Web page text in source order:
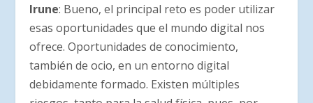
Irune: Bueno, el principal reto es poder utilizar
esas oportunidades que el mundo digital nos
ofrece. Oportunidades de conocimiento,
también de ocio, en un entorno digital
debidamente formado. Existen múltiples